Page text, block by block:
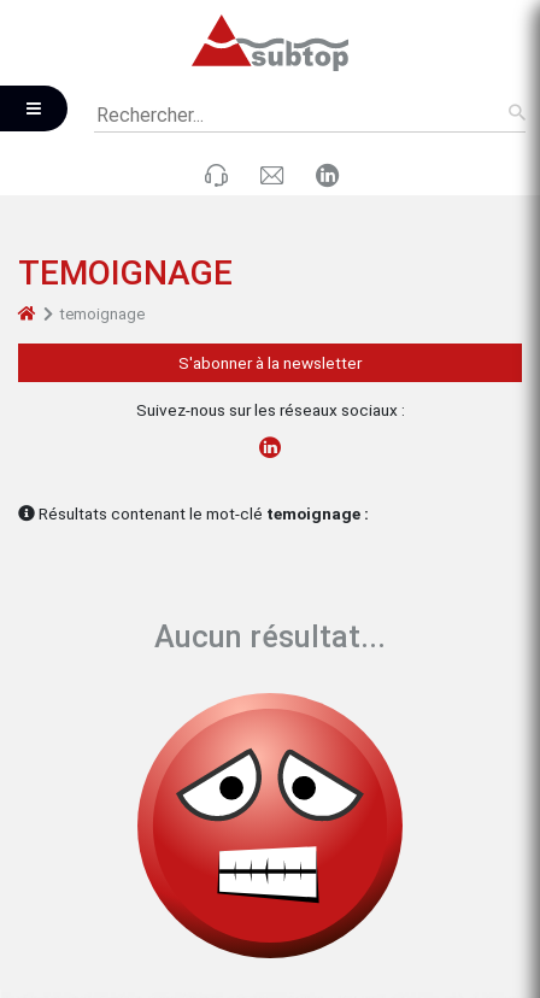
TEMOIGNAGE
temoignage
S'abonner à la newsletter
Suivez-nous sur les réseaux sociaux :
Résultats contenant le mot-clé temoignage :
Aucun résultat...